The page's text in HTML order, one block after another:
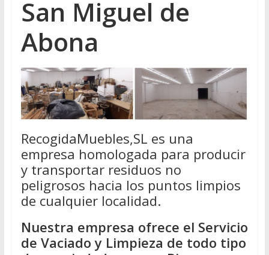
San Miguel de
Abona
RecogidaMuebles,SL es una
empresa homologada para producir
y transportar residuos no
peligrosos hacia los puntos limpios
de cualquier localidad.
Nuestra empresa ofrece el Servicio
de Vaciado y Limpieza de todo tipo